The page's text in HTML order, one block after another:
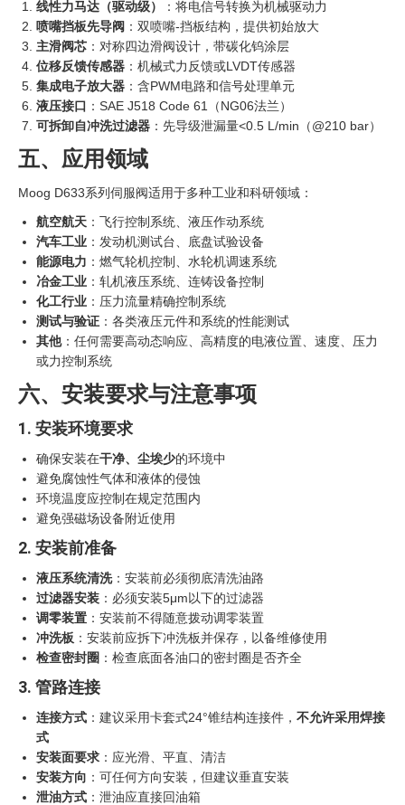
线性力马达（驱动级）
‍：将电信号转换为机械驱动力
喷嘴挡板先导阀 ：双喷嘴-挡板结构，提供初始放大
主滑阀芯 ：对称四边滑阀设计，带碳化钨涂层
位移反馈传感器 ：机械式力反馈或LVDT传感器
集成电子放大器 ：含PWM电路和信号处理单元
液压接口 ：SAE J518 Code 61（NG06法兰）
可拆卸自冲洗过滤器 ：先导级泄漏量<0.5 L/min（@210 bar）
五、应用领域
Moog D633系列伺服阀适用于多种工业和科研领域：
航空航天 ：飞行控制系统、液压作动系统
汽车工业 ：发动机测试台、底盘试验设备
能源电力 ：燃气轮机控制、水轮机调速系统
冶金工业 ：轧机液压系统、连铸设备控制
化工行业 ：压力流量精确控制系统
测试与验证 ：各类液压元件和系统的性能测试
其他：任何需要高动态响应、高精度的电液位置、速度、压力
或力控制系统
六、安装要求与注意事项
1. 安装环境要求
确保安装在干净、尘埃少的环境中
避免腐蚀性气体和液体的侵蚀
环境温度应控制在规定范围内
避免强磁场设备附近使用
2. 安装前准备
液压系统清洗：安装前必须彻底清洗油路
过滤器安装 ：必须安装5μm以下的过滤器
调零装置 ：安装前不得随意拨动调零装置
冲洗板 ：安装前应拆下冲洗板并保存，以备维修使用
检查密封圈 ：检查底面各油口的密封圈是否齐全
3. 管路连接
连接方式 ：建议采用卡套式24°锥结构连接件， 不允许采用焊接
式
安装面要求 ：应光滑、平直、清洁
安装方向 ：可任何方向安装，但建议垂直安装
泄油方式 ：泄油应直接回油箱